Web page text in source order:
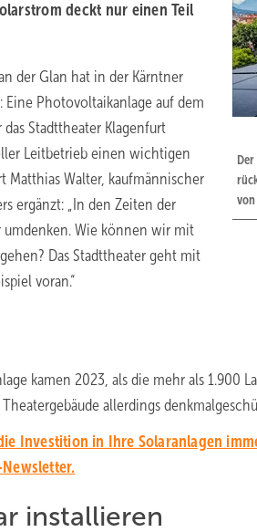
von
deckt nur einen Teil
der Glan hat in der Kärntner
Eine Photovoltaikanlage auf dem
Stadttheater Klagenfurt
Leitbetrieb einen wichtigen
Matthias Walter, kaufmännischer
ergänzt: „In den Zeiten der
Wie können wir mit
Das Stadttheater geht mit
voran.“
kamen 2023, als die mehr als 1.900
allerdings
Investition in Ihre Solaranlagen
installieren